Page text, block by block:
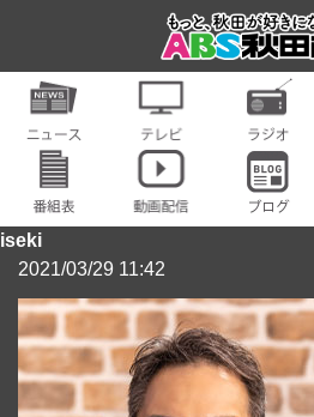
iseki
2021/03/29 11:42